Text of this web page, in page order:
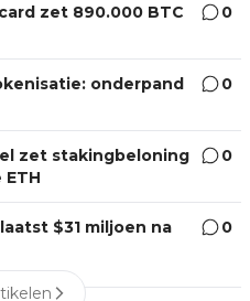
zet 890.000 BTC
0
onderpand
0
zet stakingbeloning
0
$31 miljoen na
0